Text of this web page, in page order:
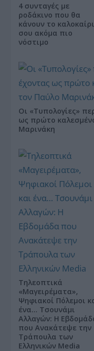
4 συνταγές με
ροδάκινο που θα
κάνουν το καλοκαίρι
σου ακόμα πιο
νόστιμο
Οι «Τυπολογίες»
ως πρώτο
Μαρινάκη
Τηλεοπτικά
«Μαγειρέματα»,
Ψηφιακοί Πόλεμοι
ένα… Τσουνάμι
Αλλαγών: Η
που Ανακάτεψε την
Τράπουλα των
Ελληνικών Media